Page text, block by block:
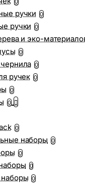
0
ручки 0
ручки 0
и эко-
0
0
ручек 0
0
0
0
наборы 0
0
0
0